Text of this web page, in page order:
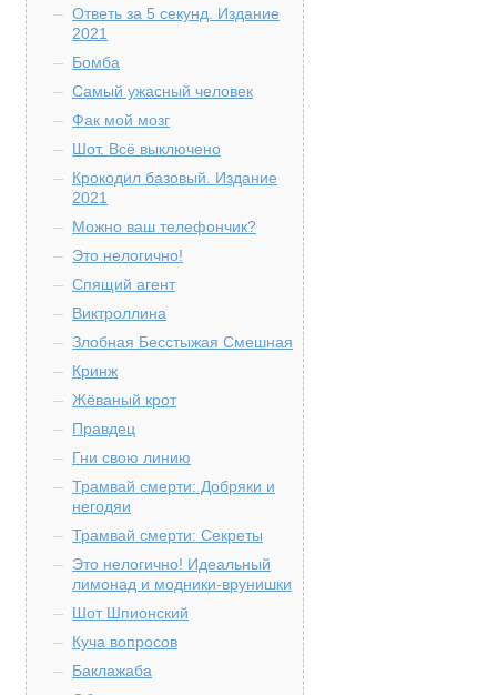
Ответь за 5 секунд. Издание
2021
Бомба
Самый ужасный человек
Фак мой мозг
Шот. Всё выключено
Крокодил базовый. Издание
2021
Можно ваш телефончик?
Это нелогично!
Спящий агент
Виктроллина
Злобная Бесстыжая Смешная
Кринж
Жёваный крот
Правдец
Гни свою линию
Трамвай смерти: Добряки и
негодяи
Трамвай смерти: Секреты
Это нелогично! Идеальный
лимонад и модники-врунишки
Шот Шпионский
Куча вопросов
Баклажаба